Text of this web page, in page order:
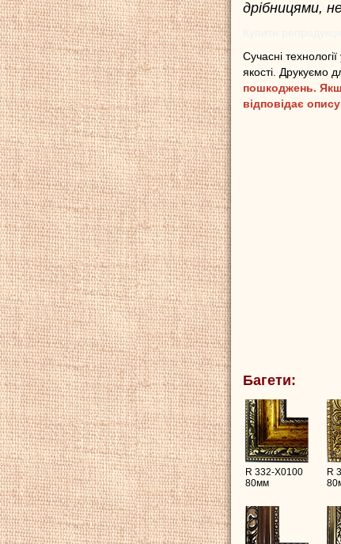
дрібницями,
Сучасні
якості. Друкуємо
пошкоджень.
відповідає
Багети:
R 332-X0100
80мм
R